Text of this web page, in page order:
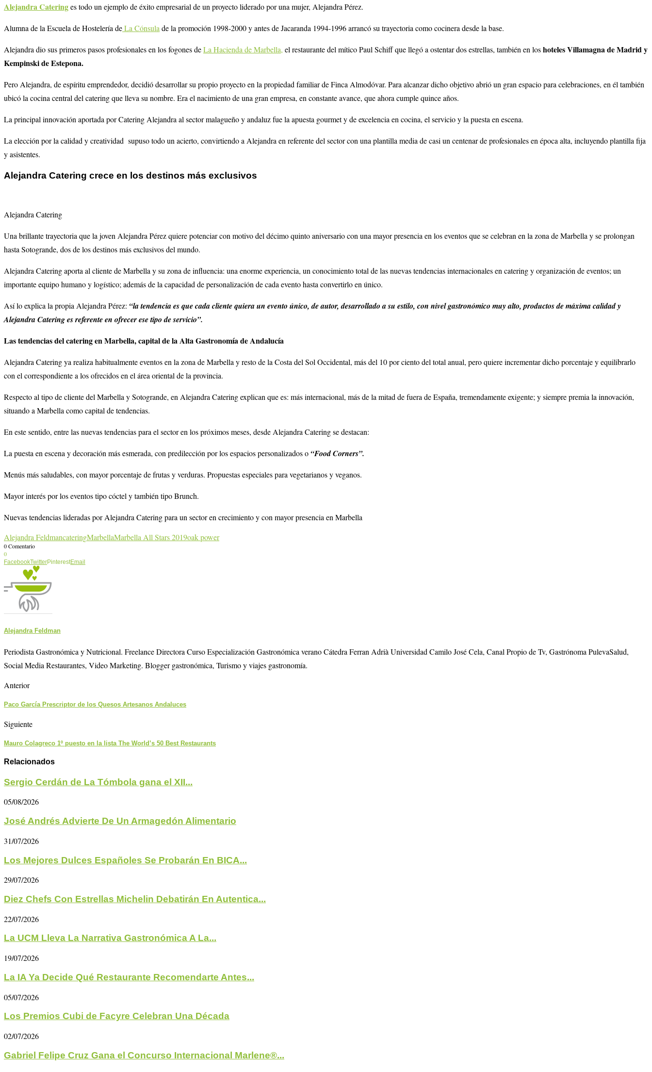
Alejandra Cateringes todo un ejemplo de éxito empresarial de un proyecto liderado por una mujer, Alejandra Pérez.
Alumna de la Escuela de Hostelería deLa Cónsula de la promoción 1998-2000 y antes de Jacaranda 1994-1996 arrancó su trayectoria como cocinera desde la base.
Alejandra dio sus primeros pasos profesionales en los fogones deLa Hacienda de Marbella, el restaurante del mítico Paul Schiff que llegó a ostentar dos estrellas, también en loshoteles Villamagna de Madrid y
Kempinski de Estepona.
Pero Alejandra, de espíritu emprendedor, decidió desarrollar su propio proyecto en la propiedad familiar de Finca Almodóvar. Para alcanzar dicho objetivo abrió un gran espacio para celebraciones, en él también
ubicó la cocina central del catering que lleva su nombre. Era el nacimiento de una gran empresa, en constante avance, que ahora cumple quince años.
La principal innovación aportada por Catering Alejandra al sector malagueño y andaluz fue la apuesta gourmet y de excelencia en cocina, el servicio y la puesta en escena.
La elección por la calidad y creatividad supuso todo un acierto, convirtiendo a Alejandra en referente del sector con una plantilla media de casi un centenar de profesionales en época alta, incluyendo plantilla fija
y asistentes.
Alejandra Catering crece en los destinos más exclusivos
Alejandra Catering
Una brillante trayectoria que la joven Alejandra Pérez quiere potenciar con motivo del décimo quinto aniversario con una mayor presencia en los eventos que se celebran en la zona de Marbella y se prolongan
hasta Sotogrande, dos de los destinos más exclusivos del mundo.
Alejandra Catering aporta al cliente de Marbella y su zona de influencia: una enorme experiencia, un conocimiento total de las nuevas tendencias internacionales en catering y organización de eventos; un
importante equipo humano y logístico; además de la capacidad de personalización de cada evento hasta convertirlo en único.
Así lo explica la propia Alejandra Pérez: “la tendencia es que cada cliente quiera un evento único, de autor, desarrollado a su estilo, con nivel gastronómico muy alto, productos de máxima calidad y
Alejandra Catering es referente en ofrecer ese tipo de servicio”.
Las tendencias del catering en Marbella, capital de la Alta Gastronomía de Andalucía
Alejandra Catering ya realiza habitualmente eventos en la zona de Marbella y resto de la Costa del Sol Occidental, más del 10 por ciento del total anual, pero quiere incrementar dicho porcentaje y equilibrarlo
con el correspondiente a los ofrecidos en el área oriental de la provincia.
Respecto al tipo de cliente del Marbella y Sotogrande, en Alejandra Catering explican que es: más internacional, más de la mitad de fuera de España, tremendamente exigente; y siempre premia la innovación,
situando a Marbella como capital de tendencias.
En este sentido, entre las nuevas tendencias para el sector en los próximos meses, desde Alejandra Catering se destacan:
La puesta en escena y decoración más esmerada, con predilección por los espacios personalizados o “Food Corners”.
Menús más saludables, con mayor porcentaje de frutas y verduras. Propuestas especiales para vegetarianos y veganos.
Mayor interés por los eventos tipo cóctel y también tipo Brunch.
Nuevas tendencias lideradas por Alejandra Catering para un sector en crecimiento y con mayor presencia en Marbella
Alejandra FeldmancateringMarbellaMarbella All Stars 2019oak power
0 Comentario
0
FacebookTwitterPinterestEmail
Alejandra Feldman
Periodista Gastronómica y Nutricional. Freelance Directora Curso Especialización Gastronómica verano Cátedra Ferran Adrià Universidad Camilo José Cela, Canal Propio de Tv, Gastrónoma PulevaSalud,
Social Media Restaurantes, Video Marketing. Blogger gastronómica, Turismo y viajes gastronomía.
Anterior
Paco García Prescriptor de los Quesos Artesanos Andaluces
Siguiente
Mauro Colagreco 1º puesto en la lista The World’s 50 Best Restaurants
Relacionados
Sergio Cerdán de La Tómbola gana el XII...
05/08/2026
José Andrés Advierte De Un Armagedón Alimentario
31/07/2026
Los Mejores Dulces Españoles Se Probarán En BICA...
29/07/2026
Diez Chefs Con Estrellas Michelin Debatirán En Autentica...
22/07/2026
La UCM Lleva La Narrativa Gastronómica A La...
19/07/2026
La IA Ya Decide Qué Restaurante Recomendarte Antes...
05/07/2026
Los Premios Cubi de Facyre Celebran Una Década
02/07/2026
Gabriel Felipe Cruz Gana el Concurso Internacional Marlene®...